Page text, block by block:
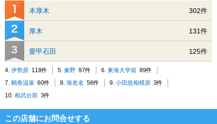
本厚木 302件
厚木 131件
愛甲石田 125件
4. 伊勢原 118件 5. 秦野 97件 6. 東海大学前 89件
7. 鶴巻温泉 60件 8. 海老名 56件 9. 小田急相模原 3件
10. 相武台前 3件
この店舗にお問合せする